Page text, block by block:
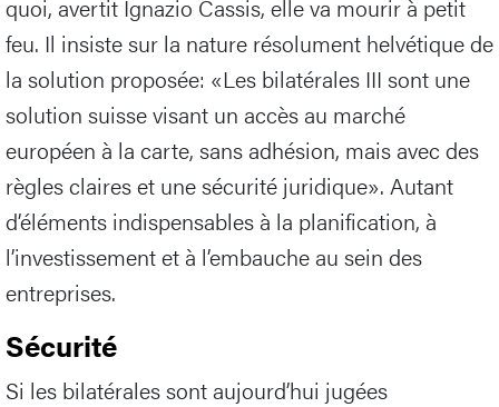
quoi, avertit Ignazio Cassis, elle va mourir à petit
feu. Il insiste sur la nature résolument helvétique de
la solution proposée: «Les bilatérales III sont une
solution suisse visant un accès au marché
européen à la carte, sans adhésion, mais avec des
règles claires et une sécurité juridique». Autant
d’éléments indispensables à la planification, à
l’investissement et à l’embauche au sein des
entreprises.
Sécurité
Si les bilatérales sont aujourd’hui jugées